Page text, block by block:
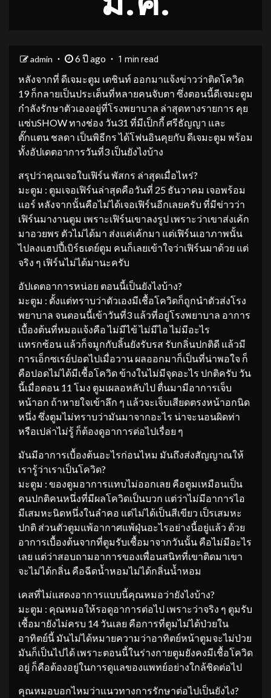
admin 6 ปี ago 1 min read
หลังจากที่ ดีเจมะตูม เตชินท์ ออกมาแจ้งข่าวว่าติดโควิด
19 ก็กลายเป็นประเด็นที่หลายคนจับตา ซึ่งตอนนี้ดีเจมะตูม
กำลังรักษาตัวเองอยู่ที่โรงพยาบาล ล่าสุดทางรายการ คุย
แซ่บSHOW ทางช่อง วัน31 ที่มีเป็กกี้ ศรีธัญญา และ
ตั๊กแตน ชลดา เป็นพิธีกร ได้โฟนอินคุยกับ ดีเจมะตูม พร้อม
ทั้งอัปเดตอาการวันที่3 เป็นยังไงบ้าง
สรุปว่าคุณเจอใบเฟิร์น พัสกร ล่าสุดเมื่อไหร่?
มะตูม : ตูมเจอเฟิร์นล่าสุดคือวันที่ 25 ธันวาคม เจอพร้อม
แอร์ หลังจากนั้นคือไม่ได้เจอเฟิร์นอีกเลยครับ ที่มีข่าวว่า
เฟิร์นมางานตูม เพราะเฟิร์นเขาลงรูป เพราะว่าเขาส่งเค้ก
มาอวยพร ตัวไม่ได้มา ส่งแค่เค้กมา แต่เฟิร์นเอาภาพนั้น
ไปลงแฮปปี้เบิร์ธเดย์ตูม คนก็เลยเข้าใจว่าเฟิร์นมาด้วย แต่
จริง ๆ เฟิร์นไม่ได้มานะครับ
อัปเดตอาการหน่อย ตอนนี้เป็นยังไงบ้าง?
มะตูม : ตั้งแต่ทราบว่าตัวเองมีเชื้อโควิดก็ถูกนำตัวส่งโรง
พยาบาล จนตอนนี้เข้าวันที่3 แล้วที่อยู่โรงพยาบาล อาการ
เบื้องต้นที่หมอแจ้งคือ ไม่มีไข้ ไม่มีไอ ไม่มีอะไร
แทรกซ้อน แล้วก็จมูกกับลิ้นยังรับรส รับกลิ่นปกติดี แล้วมี
การเอ็กซเรย์ปอดไปเมื่อวาน ผลออกมาก็เป็นที่น่าพอใจ ก็
คือปอดไม่ได้มีเชื้อโควิด ข้างในไม่มีจุดอะไร ปกติครับ วัน
นี้เมื่อตอน 11 โมง ตูมเผลอหลับไป ตื่นมามีอาการเจ็บ
หน้าอก ถ้าหายใจเข้าลึก ๆ แล้วจะเจ็บเสียดตรงหน้าอกนิด
หนึ่ง ซึ่งตูมไม่ทราบว่ามันมาจากอะไร น่าจะนอนผิดท่า
หรือเปล่าไม่รู้ ก็ต้องดูอาการต่อไปเรื่อย ๆ
มันมีอาการเบื้องต้นอะไรก่อนไหม มันถึงส่งสัญญาณให้
เรารู้ว่าเราเป็นโควิด?
มะตูม : ของตูมอาการแทบไม่ออกเลย คือตูมเหมือนเป็น
คนปกติคนหนึ่งที่มีผลโควิดเป็นบวก แต่ว่าไม่มีอาการไอ
มีเสมหะนิดหนึ่งในลำคอ แต่ไม่ได้เป็นสีเขียว เป็รเสมหะ
ปกติ ส่วนตัวตูมแพ้อากาศแพ้ฝุ่นอะไรอย่างนี้อยู่แล้ว ด้วย
อาการเบื้องต้นจากที่ตูมรับเชื้อมาจากวันนั้น คือไม่มีอะไร
เลย แต่ว่าสอบถามอาการของเพื่อนสนิทที่เขาติดมาเขา
จะไม่ได้กลิ่น คือฉีดน้ำหอมไม่ได้กลิ่นน้ำหอม
เคสที่ไม่แสดงอาการแบบนี้คุณหมอว่ายังไงบ้าง?
มะตูม : คุณหมอให้รอดูอาการต่อไป เพราะว่าจริง ๆ ตูมรับ
เชื้อมายังไม่ครบ 14 วันเลย คือการที่ตูมไม่ได้ป่วยใน
อาทิตย์นี้ มันไม่ได้หมายความว่าอาทิตย์หน้าตูมจะไม่ป่วย
มันก็เป็นไปได้ เพราะตอนนี้ในร่างกายตูมยังคงมีเชื้อโควิด
อยู่ ก็คือต้องอยู่ในการดูแลของแพทย์อย่างใกล้ชิดต่อไป
คุณหมอบอกไหมว่าแนวทางการรักษาต่อไปเป็นยังไง?